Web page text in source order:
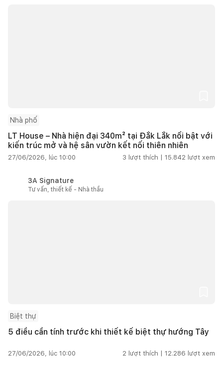
Nhà phố
LT House – Nhà hiện đại 340m² tại Đắk Lắk nổi bật với
kiến trúc mở và hệ sân vườn kết nối thiên nhiên
27/06/2026, lúc 10:00 3 lượt thích | 15.842 lượt xem
3A Signature
Tư vấn, thiết kế - Nhà thầu
Biệt thự
5 điều cần tính trước khi thiết kế biệt thự hướng Tây
27/06/2026, lúc 10:00 2 lượt thích | 12.286 lượt xem